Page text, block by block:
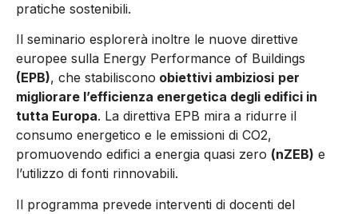
pratiche sostenibili.
Il seminario esplorerà inoltre le nuove direttive
europee sulla Energy Performance of Buildings
(EPB), che stabiliscono obiettivi ambiziosi per
migliorare l’efficienza energetica degli edifici in
tutta Europa. La direttiva EPB mira a ridurre il
consumo energetico e le emissioni di CO2,
promuovendo edifici a energia quasi zero (nZEB) e
l’utilizzo di fonti rinnovabili.
Il programma prevede interventi di docenti del